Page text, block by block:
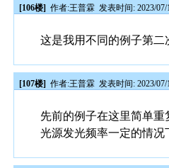
[106楼] 作者:王普霖 发表时间: 2023/07/
这是我用不同的例子第
[107楼] 作者:王普霖 发表时间: 2023/07/
先前的例子在这里简单
光源发光频率一定的情